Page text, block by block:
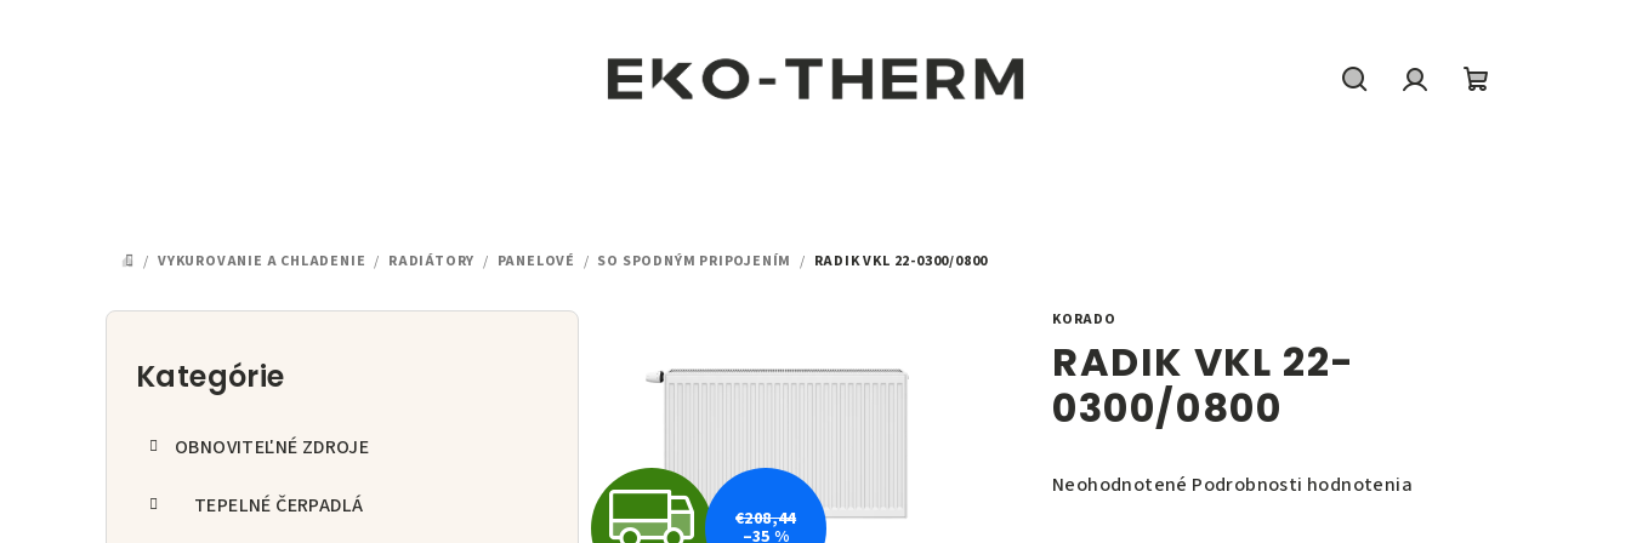
DOMOV
/ VYKUROVANIE A CHLADENIE / RADIÁTORY / PANELOVÉ / SO SPODNÝM PRIPOJENÍM / RADIK VKL 22-0300/0800
B
Preskočiť
kategórie
Kategórie
OBNOVITEĽNÉ ZDROJE
TEPELNÉ ČERPADLÁ
KORADO
RADIK VKL 22-
0300/0800
Priemerné
Neohodnotené Podrobnosti hodnotenia
Z€208,44
–35 %